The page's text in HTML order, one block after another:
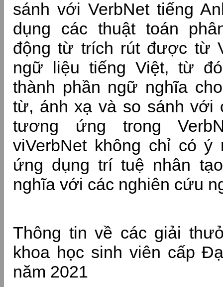
sánh với VerbNet tiếng
dụng các thuật toán
động từ trích rút được từ
ngữ liệu tiếng Việt, từ
thành phần ngữ nghĩa
từ, ánh xạ và so sánh với
tương ứng trong
viVerbNet không chỉ có ý
ứng dụng trí tuệ nhân
nghĩa với các nghiên cứu
Thông tin về các giải
khoa học sinh viên cấp
năm 2021